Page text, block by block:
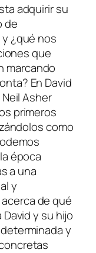
adquirir su
de
¿qué nos
que
marcando
En David
Asher
primeros
como
época
a una
y
de qué
y su hijo
y